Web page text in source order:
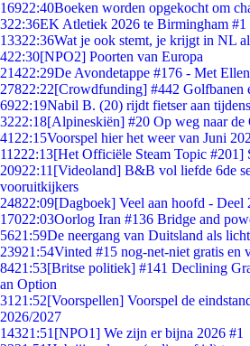
16922:40Boeken worden opgekocht om
322:36EK Atletiek 2026 te Birmingham #1
13322:36Wat je ook stemt, je krijgt in NL
422:30[NPO2] Poorten van Europa
21422:29De Avondetappe #176 - Met
27822:22[Crowdfunding] #442 Golfbanen
6922:19Nabil B. (20) rijdt fietser aan
3222:18[Alpineskiën] #20 Op weg naar de
41 22:15Voorspel hier het weer van Juni
11222:13[Het Officiële Steam Topic #201]
20922:11 [Videoland] B&B vol liefde 6de
vooruitkijkers
24822:09[Dagboek] Veel aan hoofd - Deel
17022:03Oorlog Iran #136 Bridge and
5621:59De neergang van Duitsland als
23921:54Vinted #15 nog-net-niet gratis en
8421:53[Britse politiek] #141 Declining
an Option
31 21:52[Voorspellen] Voorspel de
2026/2027
14321:51 [NPO1] We zijn er bijna 2026 #1